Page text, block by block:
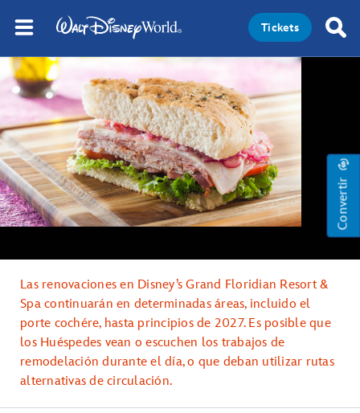
Tickets
Convertir
Las renovaciones en Disney’s Grand Floridian Resort &
Spa continuarán en determinadas áreas, incluido el
porte cochére, hasta principios de 2027. Es posible que
los Huéspedes vean o escuchen los trabajos de
remodelación durante el día, o que deban utilizar rutas
alternativas de circulación.